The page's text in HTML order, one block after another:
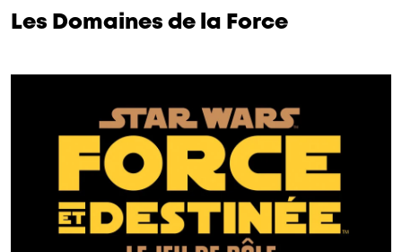
Les Domaines de la Force